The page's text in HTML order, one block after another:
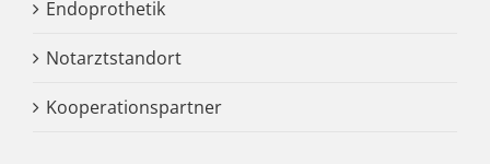
Endoprothetik
Notarztstandort
Kooperationspartner